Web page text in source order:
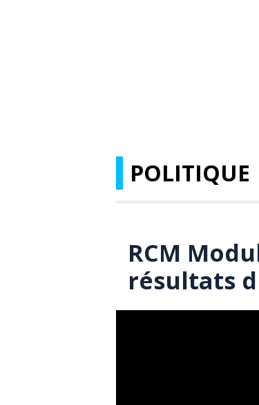
POLITIQUE
RCM
résultats